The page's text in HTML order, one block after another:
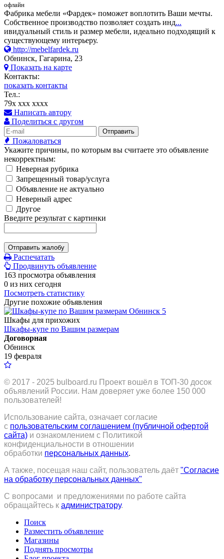
офлайн
Фабрика мебели «Фардек» поможет воплотить Ваши мечты.
Собственное производство позволяет создать инд...
ивидуальный стиль и размер мебели, идеально подходящий к
существующему интерьеру.
http://mebelfardek.ru
Обнинск, Гагарина, 23
Показать на карте
Контакты:
показать контакты
Тел.:
79x xxx xxxx
Написать автору
Поделиться с другом
Отправить
Пожаловаться
Укажите причины, по которым вы считаете это объявление
некорректным:
Неверная рубрика
Запрещенный товар/услуга
Объявление не актуально
Неверный адрес
Другое
Введите результат с картинки
Отправить жалобу
Распечатать
Продвинуть объявление
163 просмотра объявления
0 из них сегодня
Посмотреть статистику
Другие похожие объявления
5
Шкафы для прихожих
Шкафы-купе по Вашим размерам
Договорная
Обнинск
19 февраля
© 2017 - 2025 bulboard.ru Проект вошёл в ТОП-30 досок
объявлений России. Нам доверяет уже более 150 000
пользователей!
Использование сайта, означает согласие
с пользовательским соглашением (публичной офертой
сайта) и ознакомлением с Политикой
конфиденциальности в отношении
обработки персональных данных.
А также, посещая наш сайт, пользователь даёт "Согласие
на обработку персональных данных"
С вопросами и предложениями по работе сайта
обращайтесь к администратору.
Поиск
Разместить объявление
Магазины
Поднять просмотры